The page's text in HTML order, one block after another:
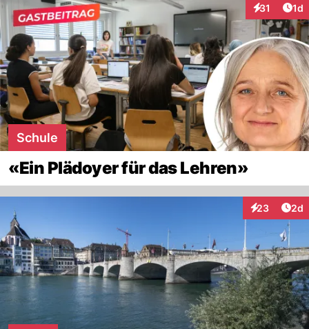
31 1d
Schule
«Ein Plädoyer für das Lehren»
23
Interaktionen
2d